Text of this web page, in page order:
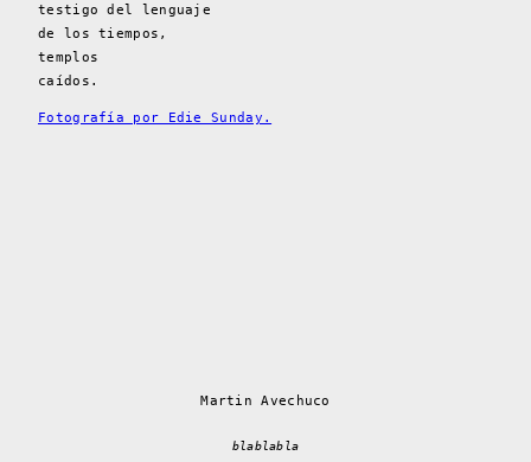
testigo del lenguaje
de los tiempos,
templos
caídos.
Fotografía por Edie Sunday.
Martin Avechuco
blablabla